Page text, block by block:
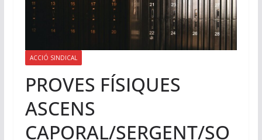
ACCIÓ SINDICAL
PROVES FÍSIQUES
ASCENS
CAPORAL/SERGENT/SO